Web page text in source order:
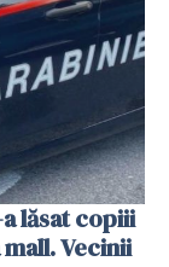
lăsat copiii
Vecinii